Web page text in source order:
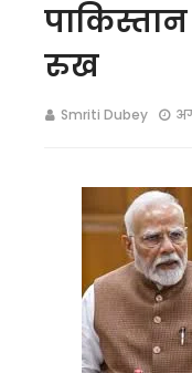
रुख
Smriti Dubey